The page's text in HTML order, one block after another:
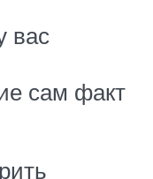
вас
сам факт